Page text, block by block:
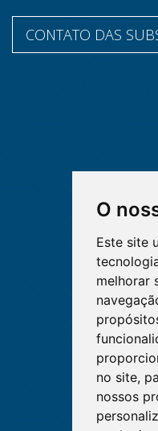
O
Este site
melhorar
no site,
nossos
CONTATO DAS